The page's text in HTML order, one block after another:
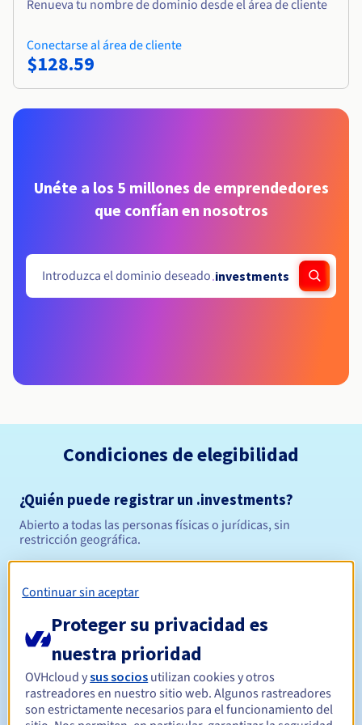
Renueva tu nombre de dominio desde el área de cliente
Conectarse al área de cliente
$128.59
Unéte a los 5 millones de emprendedores
que confían en nosotros
.investments
Condiciones de elegibilidad
¿Quién puede registrar un .investments?
Abierto a todas las personas físicas o jurídicas, sin
restricción geográfica.
Período de registro
Período de renovación Entre 1 y 10 años
Continuar sin aceptar
Proteger su privacidad es
nuestra prioridad
OVHcloud ysus socios utilizan cookies y otros
rastreadores en nuestro sitio web. Algunos rastreadores
son estrictamente necesarios para el funcionamiento del